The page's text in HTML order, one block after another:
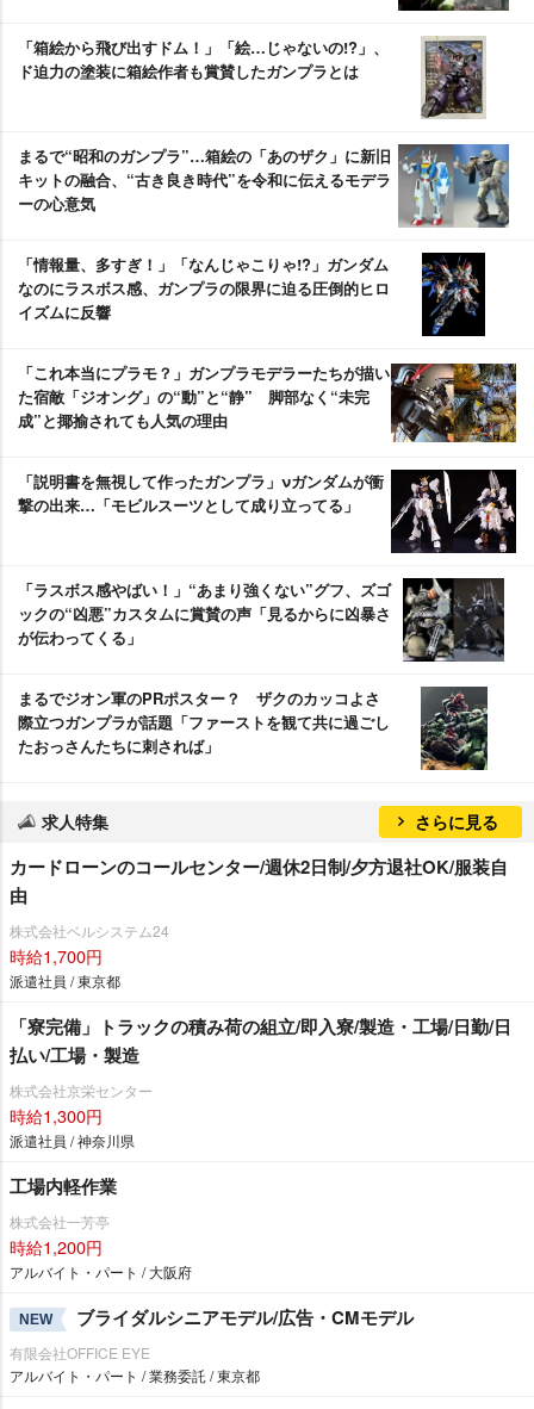
「箱絵から飛び出すドム！」「絵…じゃないの!?」、
ド迫力の塗装に箱絵作者も賞賛したガンプラとは
まるで“昭和のガンプラ”…箱絵の「あのザク」に新旧
キットの融合、“古き良き時代”を令和に伝えるモデラ
ーの心意気
「情報量、多すぎ！」「なんじゃこりゃ!?」ガンダム
なのにラスボス感、ガンプラの限界に迫る圧倒的ヒロ
イズムに反響
「これ本当にプラモ？」ガンプラモデラーたちが描い
た宿敵「ジオング」の“動”と“静” 脚部なく“未完
成”と揶揄されても人気の理由
「説明書を無視して作ったガンプラ」νガンダムが衝
撃の出来…「モビルスーツとして成り立ってる」
「ラスボス感やばい！」“あまり強くない”グフ、ズゴ
ックの“凶悪”カスタムに賞賛の声「見るからに凶暴さ
が伝わってくる」
まるでジオン軍のPRポスター？ ザクのカッコよさ
際立つガンプラが話題「ファーストを観て共に過ごし
たおっさんたちに刺されば」
求人特集 さらに見る
カードローンのコールセンター/週休2日制/夕方退社OK/服装自
由
株式会社ベルシステム24
時給1,700円
派遣社員 / 東京都
「寮完備」トラックの積み荷の組立/即入寮/製造・工場/日勤/日
払い/工場・製造
株式会社京栄センター
時給1,300円
派遣社員 / 神奈川県
工場内軽作業
株式会社一芳亭
時給1,200円
アルバイト・パート / 大阪府
NEW ブライダルシニアモデル/広告・CMモデル
有限会社OFFICE EYE
アルバイト・パート / 業務委託 / 東京都